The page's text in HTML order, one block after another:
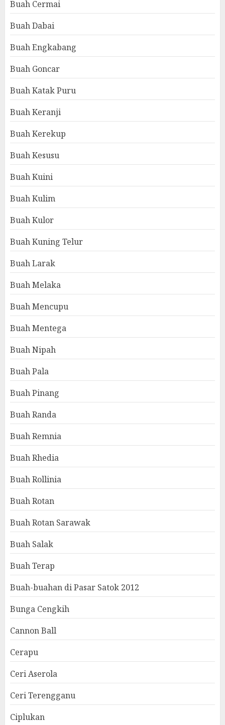
Buah Cermai
Buah Dabai
Buah Engkabang
Buah Goncar
Buah Katak Puru
Buah Keranji
Buah Kerekup
Buah Kesusu
Buah Kuini
Buah Kulim
Buah Kulor
Buah Kuning Telur
Buah Larak
Buah Melaka
Buah Mencupu
Buah Mentega
Buah Nipah
Buah Pala
Buah Pinang
Buah Randa
Buah Remnia
Buah Rhedia
Buah Rollinia
Buah Rotan
Buah Rotan Sarawak
Buah Salak
Buah Terap
Buah-buahan di Pasar Satok 2012
Bunga Cengkih
Cannon Ball
Cerapu
Ceri Aserola
Ceri Terengganu
Ciplukan